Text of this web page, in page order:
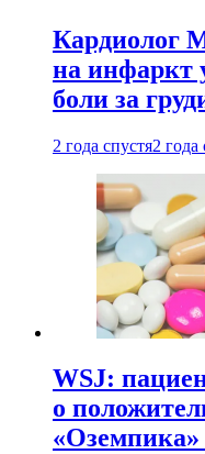
Кардиолог
на инфаркт
боли за
2 года спустя2 года
WSJ:
о
«Оземпика»